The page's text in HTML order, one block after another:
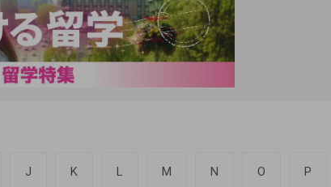
J K L M N O P